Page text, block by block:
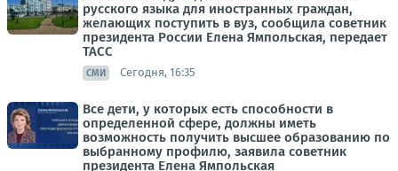
русского языка для иностранных граждан,
желающих поступить в вуз, сообщила советник
президента России Елена Ямпольская, передает
ТАСС
СМИ Сегодня, 16:35
Все дети, у которых есть способности в
определенной сфере, должны иметь
возможность получить высшее образованию по
выбранному профилю, заявила советник
президента Елена Ямпольская